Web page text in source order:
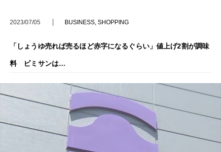
2023/07/05 BUSINESS, SHOPPING
「しょうゆ売れば売るほど赤字になるぐらい」値上げ2割が調味
料 ビミサンは…